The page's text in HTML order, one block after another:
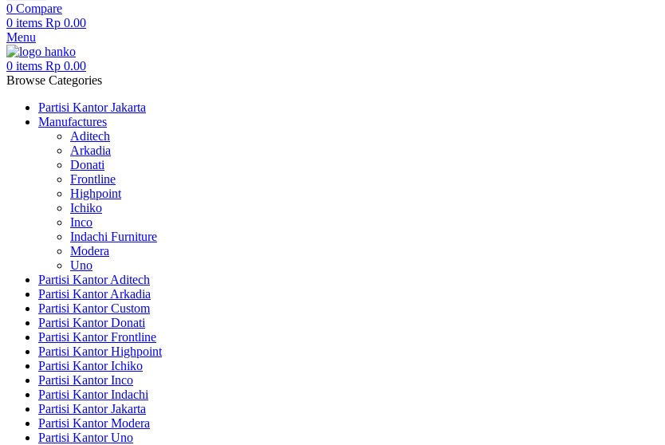
0 Compare
0 items Rp 0.00
Menu
0 items Rp 0.00
Browse Categories
Partisi Kantor Jakarta
Manufactures
Aditech
Arkadia
Donati
Frontline
Highpoint
Ichiko
Inco
Indachi Furniture
Modera
Uno
Partisi Kantor Aditech
Partisi Kantor Arkadia
Partisi Kantor Custom
Partisi Kantor Donati
Partisi Kantor Frontline
Partisi Kantor Highpoint
Partisi Kantor Ichiko
Partisi Kantor Inco
Partisi Kantor Indachi
Partisi Kantor Jakarta
Partisi Kantor Modera
Partisi Kantor Uno